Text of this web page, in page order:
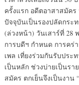
ครั้งแรก อดีตอาสาสมัค
ปัจจุบันเป็นรองปลัดกระ
(ล่วงหน้า) วันเสาร์ที่ 28
การบดีฯ กำหนด การคร่
เพล เที่ยงร่วมกันรับปร
เป็นหลัก ช่วงบ่ายเป็นรา
สมัคร ตกเย็นจึงเป็นงาน